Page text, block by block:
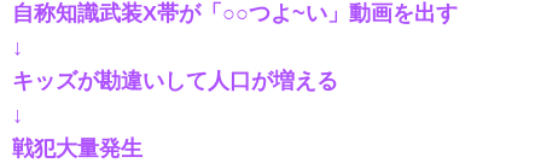
自称知識武装X帯が「○○つよ~い」動画を出す
↓
キッズが勘違いして人口が増える
↓
戦犯大量発生